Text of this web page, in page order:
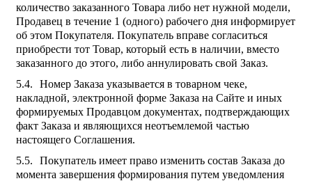
количество заказанного Товара либо нет нужной модели,
Продавец в течение 1 (одного) рабочего дня информирует
об этом Покупателя. Покупатель вправе согласиться
приобрести тот Товар, который есть в наличии, вместо
заказанного до этого, либо аннулировать свой Заказ.
Номер Заказа указывается в товарном чеке,
накладной, электронной форме Заказа на Сайте и иных
формируемых Продавцом документах, подтверждающих
факт Заказа и являющихся неотъемлемой частью
настоящего Соглашения.
Покупатель имеет право изменить состав Заказа до
момента завершения формирования путем уведомления